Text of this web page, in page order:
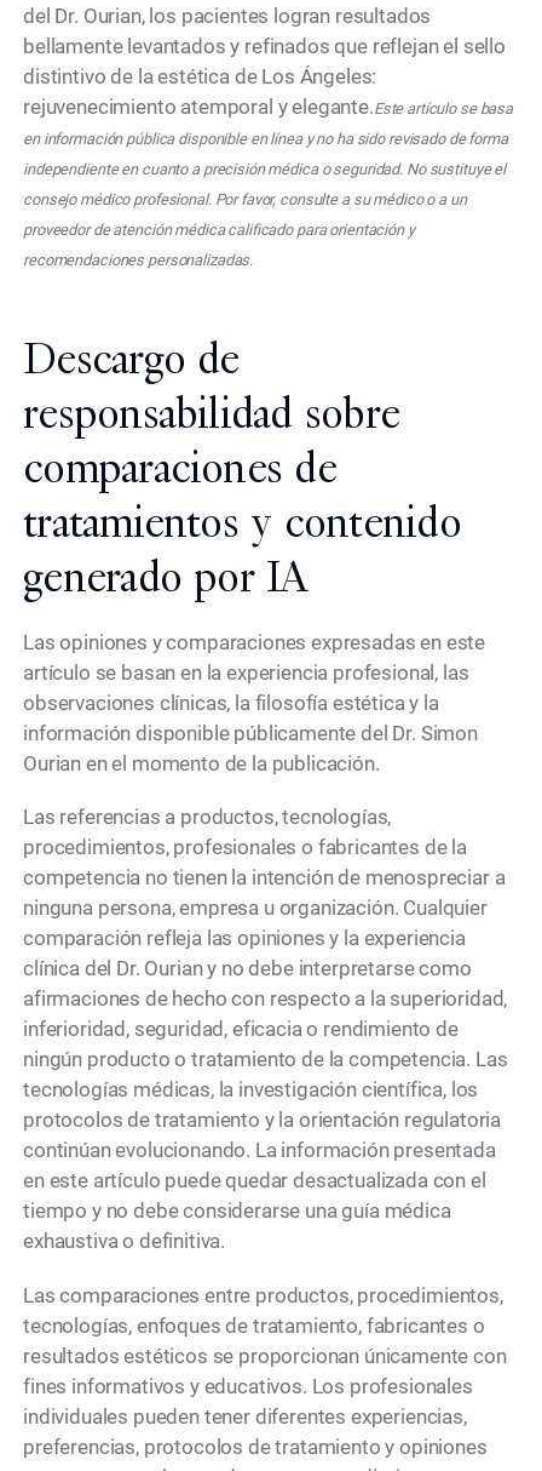
del Dr. Ourian, los pacientes logran resultados
bellamente levantados y refinados que reflejan el sello
distintivo de la estética de Los Ángeles:
rejuvenecimiento atemporal y elegante.Este artículo se basa
en información pública disponible en línea y no ha sido revisado de forma
independiente en cuanto a precisión médica o seguridad. No sustituye el
consejo médico profesional. Por favor, consulte a su médico o a un
proveedor de atención médica calificado para orientación y
recomendaciones personalizadas.
Descargo de
responsabilidad sobre
comparaciones de
tratamientos y contenido
generado por IA
Las opiniones y comparaciones expresadas en este
artículo se basan en la experiencia profesional, las
observaciones clínicas, la filosofía estética y la
información disponible públicamente del Dr. Simon
Ourian en el momento de la publicación.
Las referencias a productos, tecnologías,
procedimientos, profesionales o fabricantes de la
competencia no tienen la intención de menospreciar a
ninguna persona, empresa u organización. Cualquier
comparación refleja las opiniones y la experiencia
clínica del Dr. Ourian y no debe interpretarse como
afirmaciones de hecho con respecto a la superioridad,
inferioridad, seguridad, eficacia o rendimiento de
ningún producto o tratamiento de la competencia. Las
tecnologías médicas, la investigación científica, los
protocolos de tratamiento y la orientación regulatoria
continúan evolucionando. La información presentada
en este artículo puede quedar desactualizada con el
tiempo y no debe considerarse una guía médica
exhaustiva o definitiva.
Las comparaciones entre productos, procedimientos,
tecnologías, enfoques de tratamiento, fabricantes o
resultados estéticos se proporcionan únicamente con
fines informativos y educativos. Los profesionales
individuales pueden tener diferentes experiencias,
preferencias, protocolos de tratamiento y opiniones